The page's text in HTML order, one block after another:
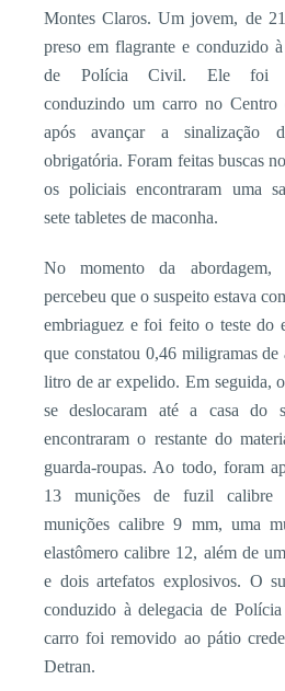
Montes Claros. Um jovem, de
preso em flagrante e conduzido à
de Polícia Civil. Ele foi
conduzindo um carro no Centro
após avançar a sinalização
obrigatória. Foram feitas buscas
os policiais encontraram uma
sete tabletes de maconha.
No momento da abordagem,
percebeu que o suspeito estava
embriaguez e foi feito o teste do
que constatou 0,46 miligramas
litro de ar expelido. Em seguida,
se deslocaram até a casa do
encontraram o restante do
guarda-roupas. Ao todo, foram
13 munições de fuzil calibre
munições calibre 9 mm, uma
elastômero calibre 12, além de
e dois artefatos explosivos. O
conduzido à delegacia de
carro foi removido ao pátio
Detran.